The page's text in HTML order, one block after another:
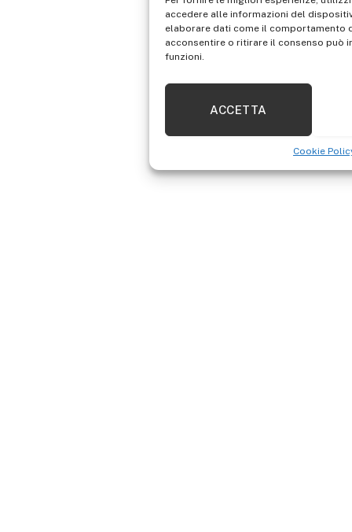
accedere alle informazioni del
elaborare dati come il comportamento
acconsentire o ritirare il consenso può
funzioni.
ACCETTA
Cookie